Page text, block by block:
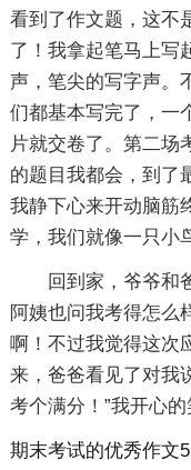
看到了作文题，这不
了！我拿起笔马上写
声，笔尖的写字声。
们都基本写完了，一
片就交卷了。第二场
的题目我都会，到了
我静下心来开动脑筋
学，我们就像一只小
回到家，爷爷和
阿姨也问我考得怎么
啊！不过我觉得这次
来，爸爸看见了对我
考个满分！”我开心的
期末考试的优秀作文5